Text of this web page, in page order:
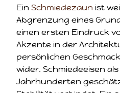
Ein Schmiedezaun ist
Abgrenzung eines
einen ersten Eindruck
Akzente in der
persönlichen
wider. Schmiedeeisen
Jahrhunderten